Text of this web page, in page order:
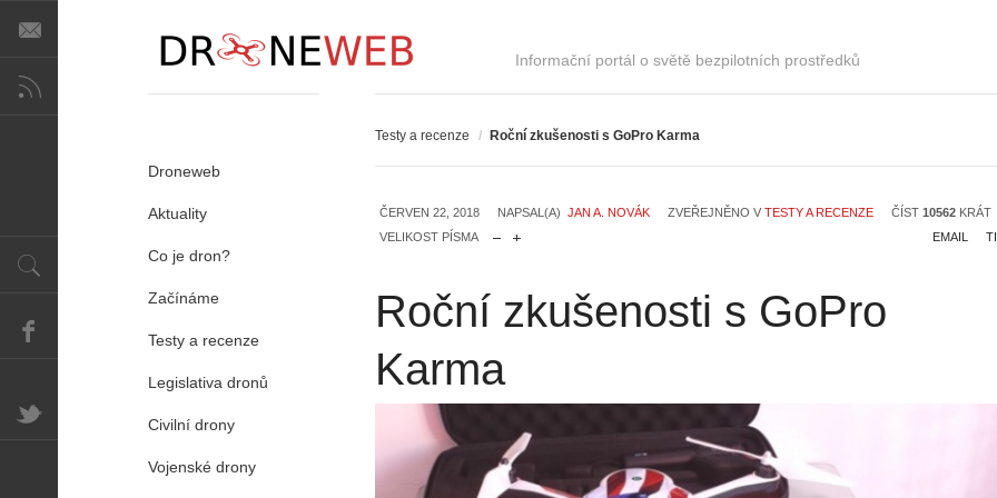
Informační portál o světě bezpilotních prostředků
Testy a recenze / Roční zkušenosti s GoPro Karma
ČERVEN 22, 2018 NAPSAL(A) JAN A. NOVÁK ZVEŘEJNĚNO V TESTY A RECENZE ČÍST 10562 KRÁT
VELIKOST PÍSMA
EMAIL
Roční zkušenosti s GoPro
Karma
Droneweb
Aktuality
Co je dron?
Začínáme
Testy a recenze
Legislativa dronů
Civilní drony
Vojenské drony